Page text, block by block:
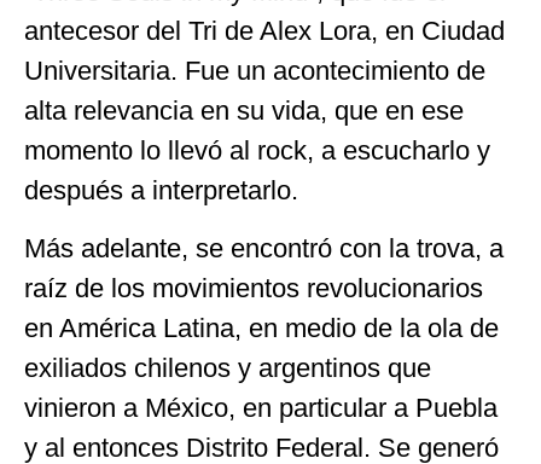
antecesor del Tri de Alex Lora, en Ciudad
Universitaria. Fue un acontecimiento de
alta relevancia en su vida, que en ese
momento lo llevó al rock, a escucharlo y
después a interpretarlo.
Más adelante, se encontró con la trova, a
raíz de los movimientos revolucionarios
en América Latina, en medio de la ola de
exiliados chilenos y argentinos que
vinieron a México, en particular a Puebla
y al entonces Distrito Federal. Se generó